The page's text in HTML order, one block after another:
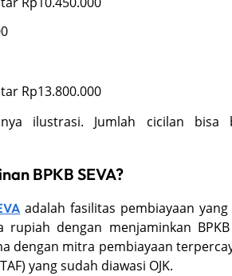
Rp13.800.000
ilustrasi. Jumlah cicilan bisa
BPKB SEVA?
adalah fasilitas pembiayaan
dengan menjaminkan
dengan mitra pembiayaan
yang sudah diawasi OJK.